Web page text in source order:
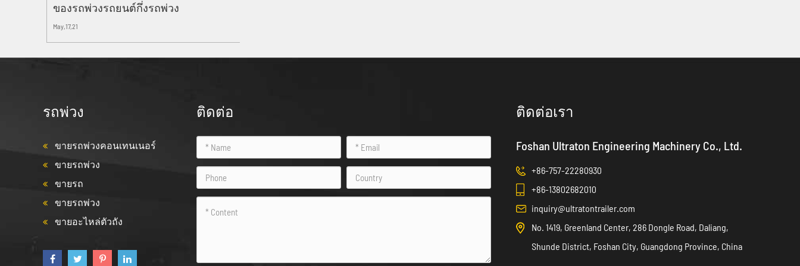
ของรถพ่วงรถยนต์กึ่งรถพ่วง
May,17,21
รถพ่วง
ขายรถพ่วงคอนเทนเนอร์
ขายรถพ่วง
ขายรถ
ขายรถพ่วง
ขายอะไหล่ตัวถัง
ติดต่อ ติดต่อเรา
Foshan Ultraton Engineering Machinery Co., Ltd.
+86-757-22280930
+86-13802682010
inquiry@ultratontrailer.com
No. 1419, Greenland Center, 286 Dongle Road, Daliang,
Shunde District, Foshan City, Guangdong Province, China